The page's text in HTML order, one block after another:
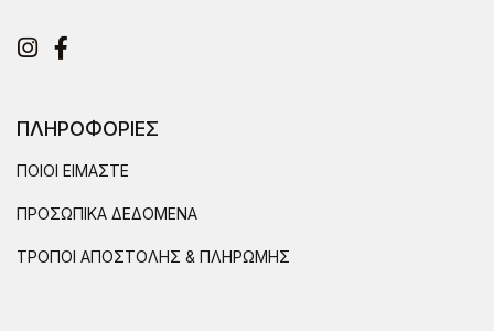
Instagram
Facebook
ΠΛΗΡΟΦΟΡΙΕΣ
ΠΟΙΟΙ ΕΙΜΑΣΤΕ
ΠΡΟΣΩΠΙΚΑ ΔΕΔΟΜΕΝΑ
ΤΡΟΠΟΙ ΑΠΟΣΤΟΛΗΣ & ΠΛΗΡΩΜΗΣ